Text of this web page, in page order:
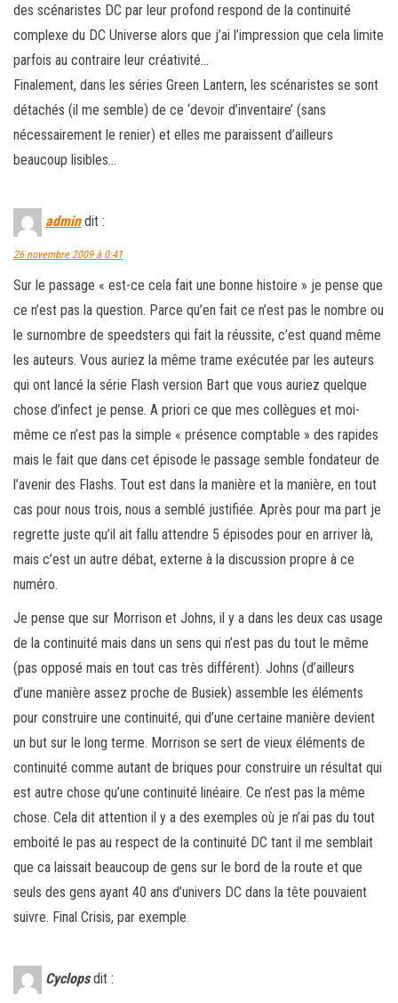
des scénaristes DC par leur profond respond de la continuité
complexe du DC Universe alors que j’ai l’impression que cela limite
parfois au contraire leur créativité…
Finalement, dans les séries Green Lantern, les scénaristes se sont
détachés (il me semble) de ce ‘devoir d’inventaire’ (sans
nécessairement le renier) et elles me paraissent d’ailleurs
beaucoup lisibles…
admin dit :
26 novembre 2009 à 0:41
Sur le passage « est-ce cela fait une bonne histoire » je pense que
ce n’est pas la question. Parce qu’en fait ce n’est pas le nombre ou
le surnombre de speedsters qui fait la réussite, c’est quand même
les auteurs. Vous auriez la même trame exécutée par les auteurs
qui ont lancé la série Flash version Bart que vous auriez quelque
chose d’infect je pense. A priori ce que mes collègues et moi-
même ce n’est pas la simple « présence comptable » des rapides
mais le fait que dans cet épisode le passage semble fondateur de
l’avenir des Flashs. Tout est dans la manière et la manière, en tout
cas pour nous trois, nous a semblé justifiée. Après pour ma part je
regrette juste qu’il ait fallu attendre 5 épisodes pour en arriver là,
mais c’est un autre débat, externe à la discussion propre à ce
numéro.
Je pense que sur Morrison et Johns, il y a dans les deux cas usage
de la continuité mais dans un sens qui n’est pas du tout le même
(pas opposé mais en tout cas très différent). Johns (d’ailleurs
d’une manière assez proche de Busiek) assemble les éléments
pour construire une continuité, qui d’une certaine manière devient
un but sur le long terme. Morrison se sert de vieux éléments de
continuité comme autant de briques pour construire un résultat qui
est autre chose qu’une continuité linéaire. Ce n’est pas la même
chose. Cela dit attention il y a des exemples où je n’ai pas du tout
emboité le pas au respect de la continuité DC tant il me semblait
que ca laissait beaucoup de gens sur le bord de la route et que
seuls des gens ayant 40 ans d’univers DC dans la tête pouvaient
suivre. Final Crisis, par exemple.
Cyclops dit :